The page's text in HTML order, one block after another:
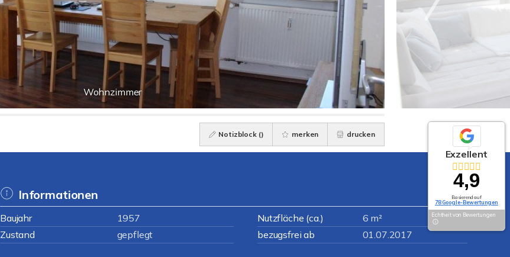
Wohnzimmer
Notizblock () merken drucken
Informationen
Baujahr 1957 Nutzfläche (ca.)
6 m²
Zustand
gepflegt bezugsfrei ab 01.07.2017
Exzellent
4,9
Basierend auf
78 Google-Bewertungen
Echtheit von Bewertungen